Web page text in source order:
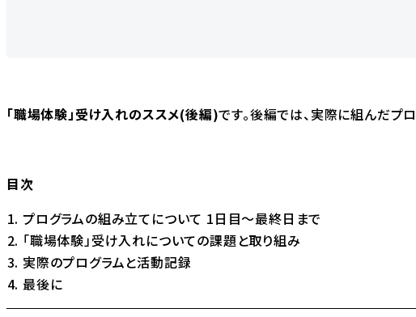
「職場体験」受け入れのススメ(後編)です。後編では、実際に組んだプ
目次
プログラムの組み立てについて 1日目〜最終日まで
「職場体験」受け入れについての課題と取り組み
実際のプログラムと活動記録
最後に